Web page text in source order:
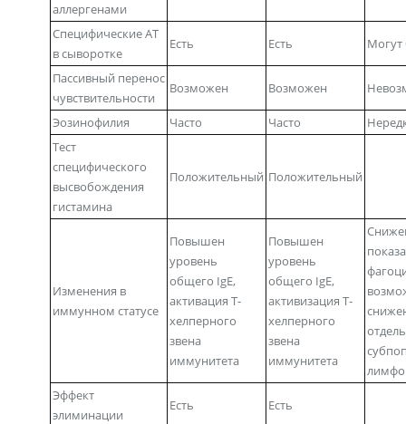
аллергенами
Специфические АТ
в сыворотке
Есть Есть Могут
Пассивный перенос
чувствительности
Возможен Возможен
Эозинофилия Часто Часто
Тест
специфического
высвобождения
гистамина
Положительный Положительный
Изменения в
иммунном статусе
Повышен
уровень
общего IgE,
активация Т-
хелперного
звена
иммунитета
Повышен
уровень
общего IgE,
активизация Т-
хелперного
звена
иммунитета
Эффект
элиминации
Есть Есть